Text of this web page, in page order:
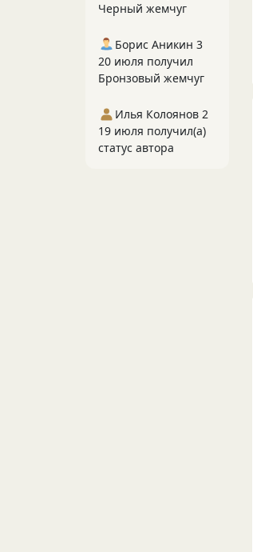
Черный жемчуг
Борис Аникин 3
20 июля получил
Бронзовый жемчуг
Илья Колоянов 2
19 июля получил(а)
статус автора